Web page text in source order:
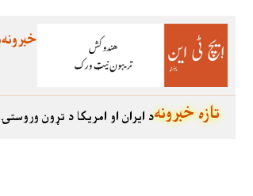
خبرونه
د ایران او امریکا د تړونتازه خبرونه